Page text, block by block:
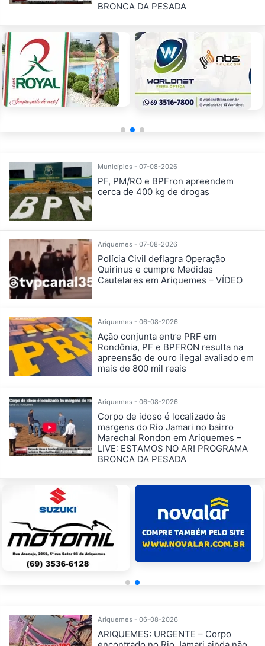
BRONCA DA PESADA
Municípios - 07-08-2026
PF, PM/RO e BPFron apreendem
cerca de 400 kg de drogas
Ariquemes - 07-08-2026
Polícia Civil deflagra Operação
Quirinus e cumpre Medidas
Cautelares em Ariquemes – VÍDEO
Ariquemes - 06-08-2026
Ação conjunta entre PRF em
Rondônia, PF e BPFRON resulta na
apreensão de ouro ilegal avaliado em
mais de 800 mil reais
Ariquemes - 06-08-2026
Corpo de idoso é localizado às
margens do Rio Jamari no bairro
Marechal Rondon em Ariquemes –
LIVE: ESTAMOS NO AR! PROGRAMA
BRONCA DA PESADA
Ariquemes - 06-08-2026
ARIQUEMES: URGENTE – Corpo